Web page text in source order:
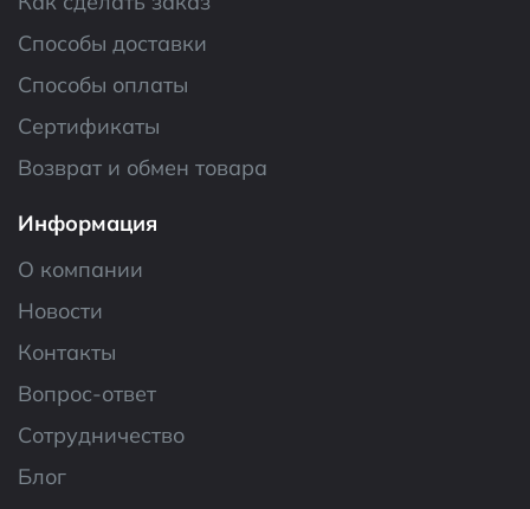
Способы доставки
Способы оплаты
Сертификаты
Возврат и обмен товара
Информация
О компании
Новости
Контакты
Вопрос-ответ
Сотрудничество
Блог